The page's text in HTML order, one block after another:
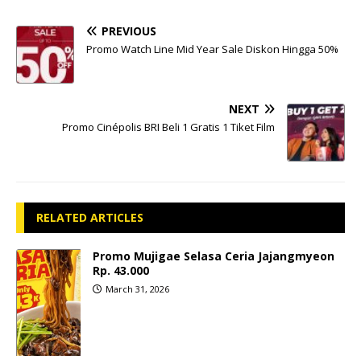
PREVIOUS
Promo Watch Line Mid Year Sale Diskon Hingga 50%
NEXT
Promo Cinépolis BRI Beli 1 Gratis 1 Tiket Film
RELATED ARTICLES
Promo Mujigae Selasa Ceria Jajangmyeon
Rp. 43.000
March 31, 2026